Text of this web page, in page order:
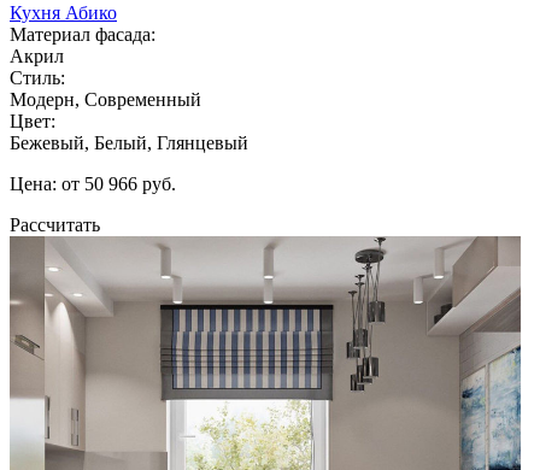
Кухня Абико
Материал фасада:
Акрил
Стиль:
Модерн, Современный
Цвет:
Бежевый, Белый, Глянцевый
Цена: от 50 966 руб.
Рассчитать